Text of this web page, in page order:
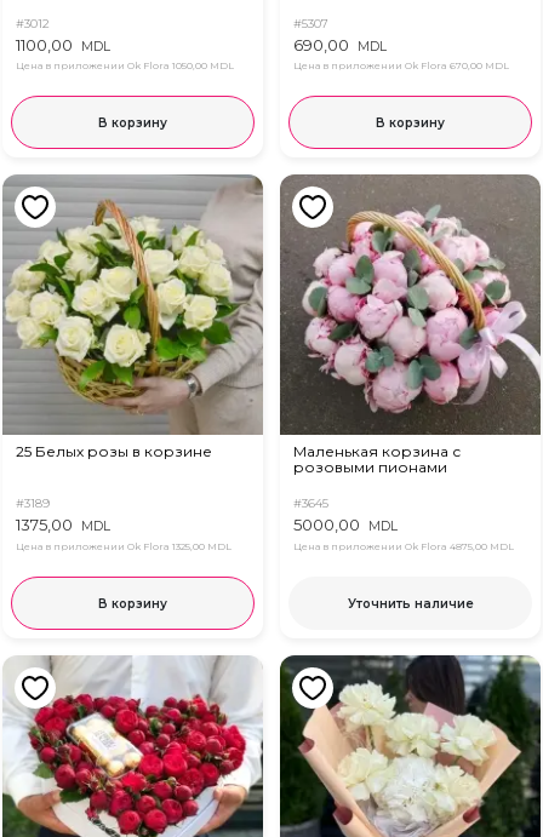
#3012
1100,00 MDL
Цена в приложении Ok Flora 1050,00 MDL
В корзину
#5307
690,00 MDL
Цена в приложении Ok Flora 670,00 MDL
В корзину
25 Белых розы в корзине
#3189
1375,00 MDL
Цена в приложении Ok Flora 1325,00 MDL
В корзину
Маленькая корзина с
розовыми пионами
#3645
5000,00 MDL
Цена в приложении Ok Flora 4875,00 MDL
Уточнить наличие